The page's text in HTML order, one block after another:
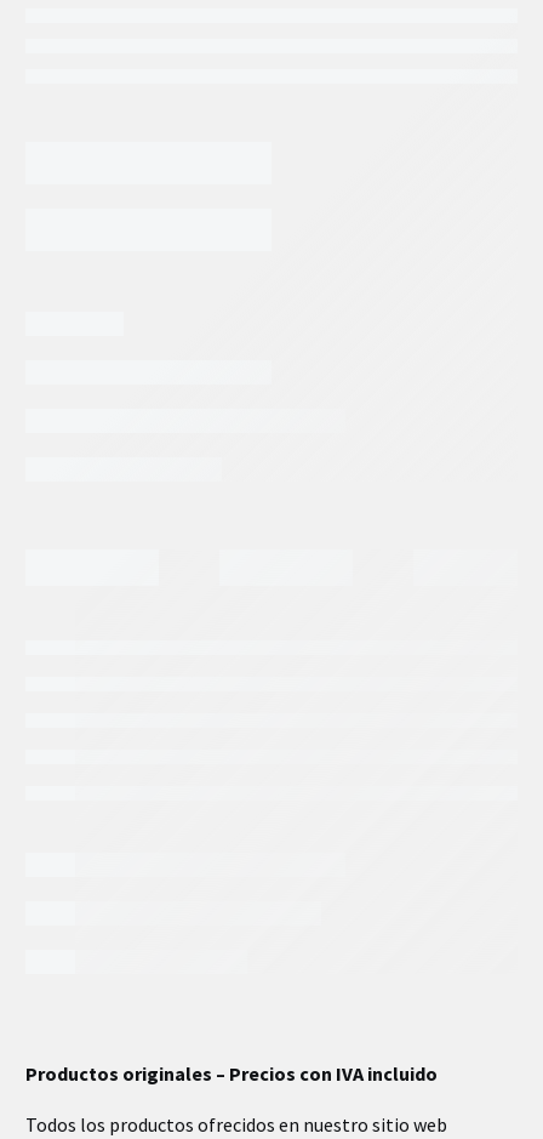
Peso
.75 kg
Dimensiones
3 × 3 × 26 cm
Productos originales – Precios con IVA incluido
Todos los productos ofrecidos en nuestro sitio web